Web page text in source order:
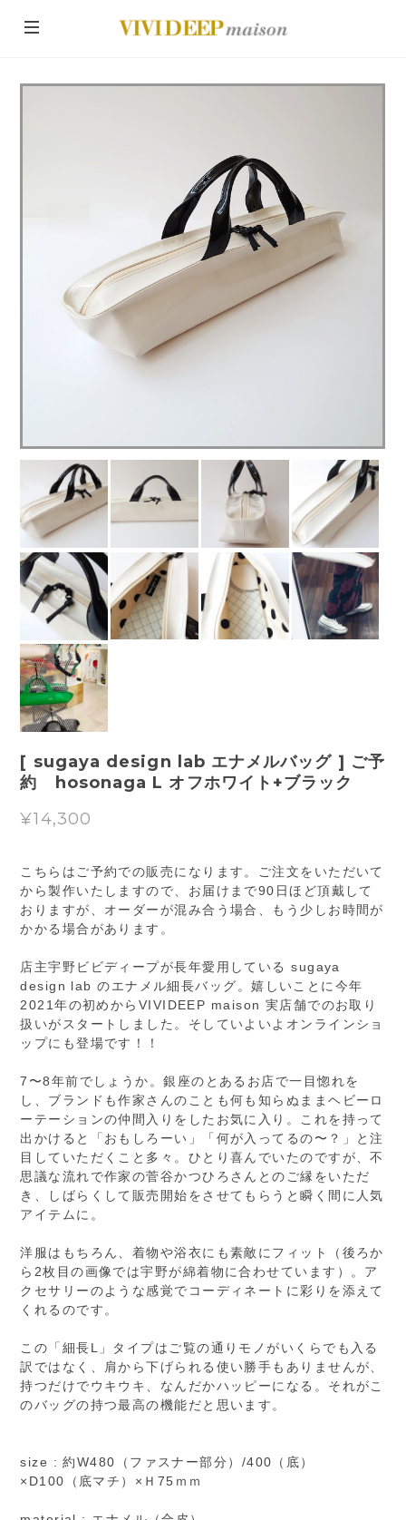
[ sugaya design lab エナメルバッグ ] ご予
約 hosonaga L オフホワイト+ブラック
¥14,300
こちらはご予約での販売になります。ご注文をいただいて
から製作いたしますので、お届けまで90日ほど頂戴して
おりますが、オーダーが混み合う場合、もう少しお時間が
かかる場合があります。
店主宇野ビビディープが長年愛用している sugaya
design lab のエナメル細長バッグ。嬉しいことに今年
2021年の初めからVIVIDEEP maison 実店舗でのお取り
扱いがスタートしました。そしていよいよオンラインショ
ップにも登場です！！
7〜8年前でしょうか。銀座のとあるお店で一目惚れを
し、ブランドも作家さんのことも何も知らぬままヘビーロ
ーテーションの仲間入りをしたお気に入り。これを持って
出かけると「おもしろーい」「何が入ってるの〜？」と注
目していただくこと多々。ひとり喜んでいたのですが、不
思議な流れで作家の菅谷かつひろさんとのご縁をいただ
き、しばらくして販売開始をさせてもらうと瞬く間に人気
アイテムに。
洋服はもちろん、着物や浴衣にも素敵にフィット（後ろか
ら2枚目の画像では宇野が綿着物に合わせています）。ア
クセサリーのような感覚でコーディネートに彩りを添えて
くれるのです。
この「細長L」タイプはご覧の通りモノがいくらでも入る
訳ではなく、肩から下げられる使い勝手もありませんが、
持つだけでウキウキ、なんだかハッピーになる。それがこ
のバッグの持つ最高の機能だと思います。
size : 約W480（ファスナー部分）/400（底）
×D100（底マチ）×Ｈ75ｍｍ